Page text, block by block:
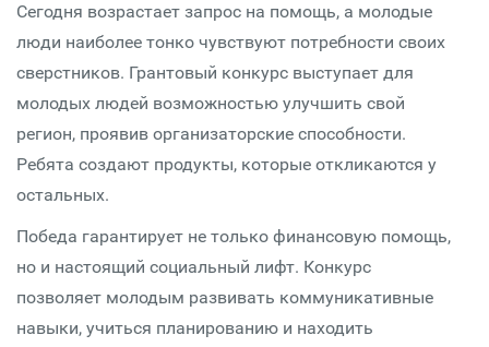
Сегодня возрастает запрос на помощь, а молодые
люди наиболее тонко чувствуют потребности своих
сверстников. Грантовый конкурс выступает для
молодых людей возможностью улучшить свой
регион, проявив организаторские способности.
Ребята создают продукты, которые откликаются у
остальных.
Победа гарантирует не только финансовую помощь,
но и настоящий социальный лифт. Конкурс
позволяет молодым развивать коммуникативные
навыки, учиться планированию и находить